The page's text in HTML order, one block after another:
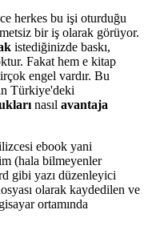
herkes bu işi oturduğu
bir iş olarak görüyor.
istediğinizde baskı,
Fakat hem e kitap
engel vardır. Bu
Türkiye'deki
nasıl avantaja
ebook yani
(hala bilmeyenler
gibi yazı düzenleyici
olarak kaydedilen ve
ortamında